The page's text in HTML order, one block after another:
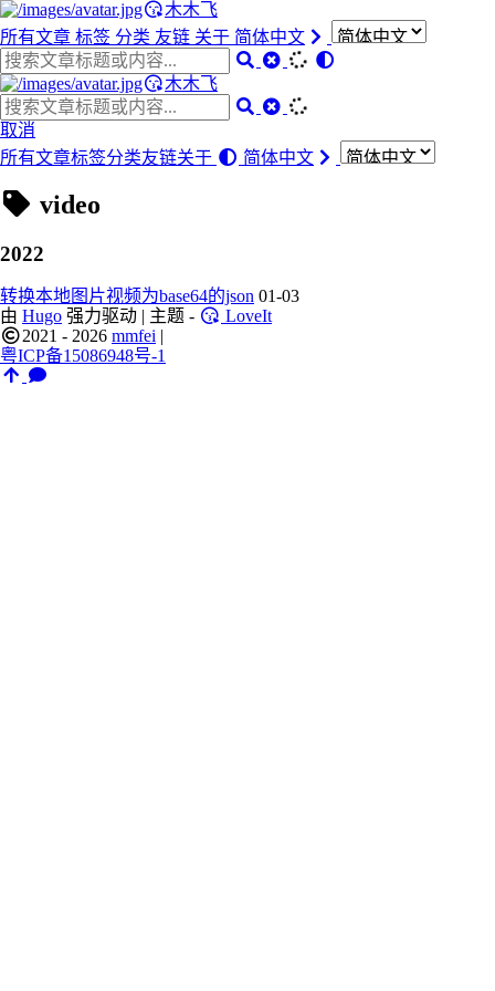
木木飞
所有文章 标签 分类 友链 关于 简体中文
木木飞
取消
所有文章标签分类友链关于 简体中文
video
2022
转换本地图片视频为base64的json 01-03
由 Hugo 强力驱动 | 主题 -
LoveIt
2021 - 2026 mmfei |
粤ICP备15086948号-1